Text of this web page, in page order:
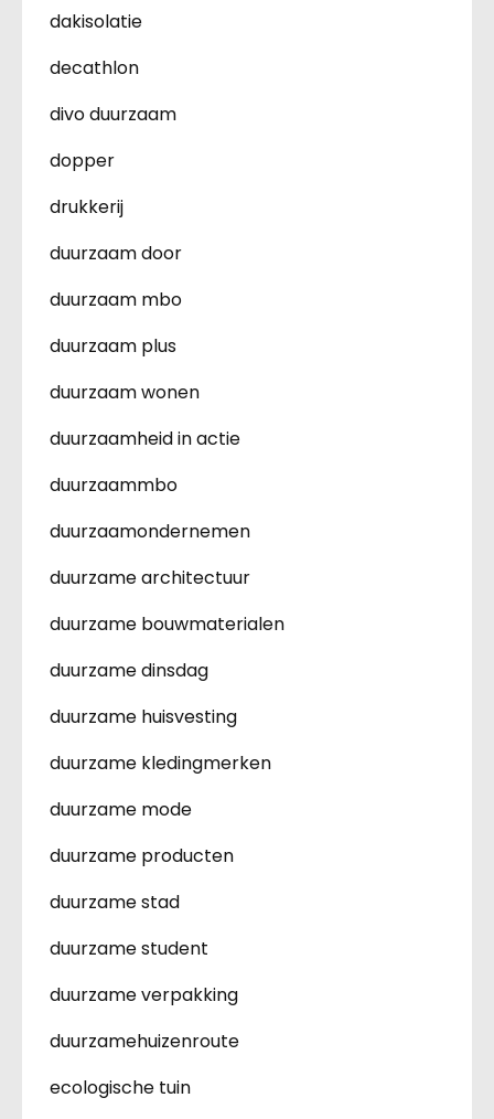
dakisolatie
decathlon
divo duurzaam
dopper
drukkerij
duurzaam door
duurzaam mbo
duurzaam plus
duurzaam wonen
duurzaamheid in actie
duurzaammbo
duurzaamondernemen
duurzame architectuur
duurzame bouwmaterialen
duurzame dinsdag
duurzame huisvesting
duurzame kledingmerken
duurzame mode
duurzame producten
duurzame stad
duurzame student
duurzame verpakking
duurzamehuizenroute
ecologische tuin